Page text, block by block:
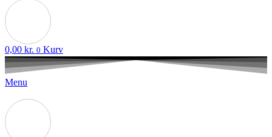
0,00 kr. 0 Kurv
Menu